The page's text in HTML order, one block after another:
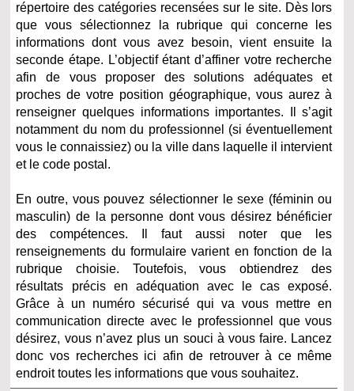
répertoire des catégories recensées sur le site. Dès lors
que vous sélectionnez la rubrique qui concerne les
informations dont vous avez besoin, vient ensuite la
seconde étape. L’objectif étant d’affiner votre recherche
afin de vous proposer des solutions adéquates et
proches de votre position géographique, vous aurez à
renseigner quelques informations importantes. Il s’agit
notamment du nom du professionnel (si éventuellement
vous le connaissiez) ou la ville dans laquelle il intervient
et le code postal.
En outre, vous pouvez sélectionner le sexe (féminin ou
masculin) de la personne dont vous désirez bénéficier
des compétences. Il faut aussi noter que les
renseignements du formulaire varient en fonction de la
rubrique choisie. Toutefois, vous obtiendrez des
résultats précis en adéquation avec le cas exposé.
Grâce à un numéro sécurisé qui va vous mettre en
communication directe avec le professionnel que vous
désirez, vous n’avez plus un souci à vous faire. Lancez
donc vos recherches ici afin de retrouver à ce même
endroit toutes les informations que vous souhaitez.